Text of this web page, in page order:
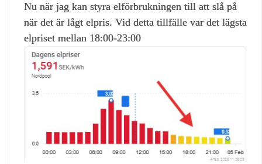
Nu när jag kan styra elförbrukningen till att slå på
när det är lågt elpris. Vid detta tillfälle var det lägsta
elpriset mellan 18:00-23:00